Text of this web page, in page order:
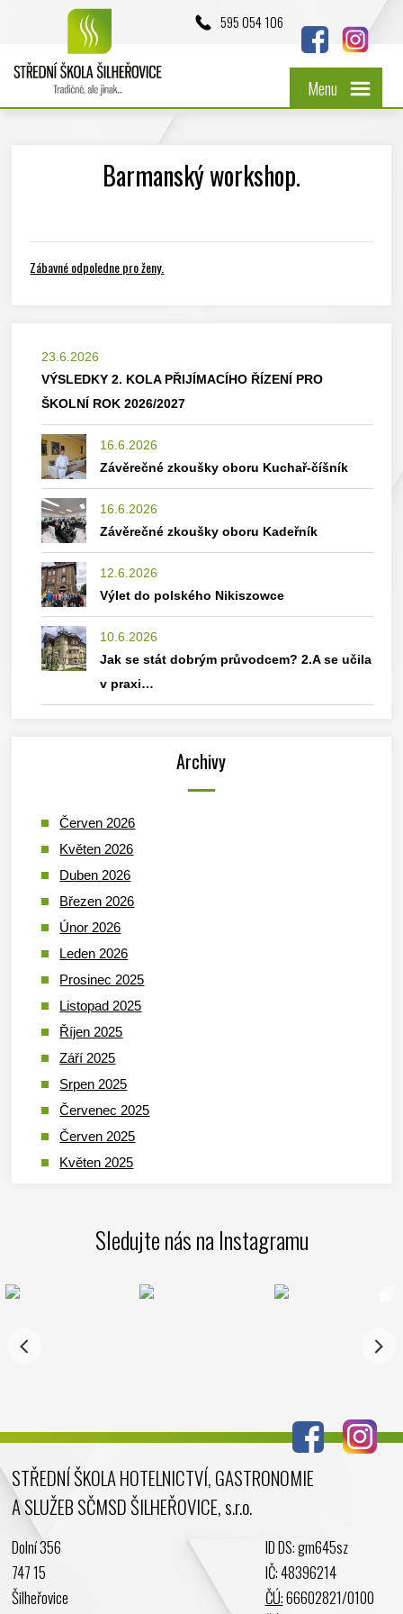
595 054 106
Menu
Barmanský workshop.
Zábavné odpoledne pro ženy.
23.6.2026
VÝSLEDKY 2. KOLA PŘIJÍMACÍHO ŘÍZENÍ PRO
ŠKOLNÍ ROK 2026/2027
16.6.2026
Závěrečné zkoušky oboru Kuchař-číšník
16.6.2026
Závěrečné zkoušky oboru Kadeřník
12.6.2026
Výlet do polského Nikiszowce
10.6.2026
Jak se stát dobrým průvodcem? 2.A se učila
v praxi…
Archivy
Červen 2026
Květen 2026
Duben 2026
Březen 2026
Únor 2026
Leden 2026
Prosinec 2025
Listopad 2025
Říjen 2025
Září 2025
Srpen 2025
Červenec 2025
Červen 2025
Květen 2025
Leden 2025
Listopad 2024
Duben 2024
Březen 2024
Leden 2024
Listopad 2023
Sledujte nás na Instagramu
STŘEDNÍ ŠKOLA HOTELNICTVÍ, GASTRONOMIE
A SLUŽEB SČMSD ŠILHEŘOVICE, s.r.o.
Dolní 356
747 15
Šilheřovice
ID DS: gm645sz
IČ: 48396214
ČÚ:66602821/0100